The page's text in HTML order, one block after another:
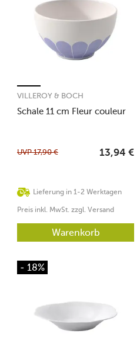
Schale 11 cm Fleur couleur
VILLEROY & BOCH
Lieferung in 1-2 Werktagen
UVP17,90 € 13,94 €
Preis inkl. MwSt. zzgl. Versand
Warenkorb
- 18%